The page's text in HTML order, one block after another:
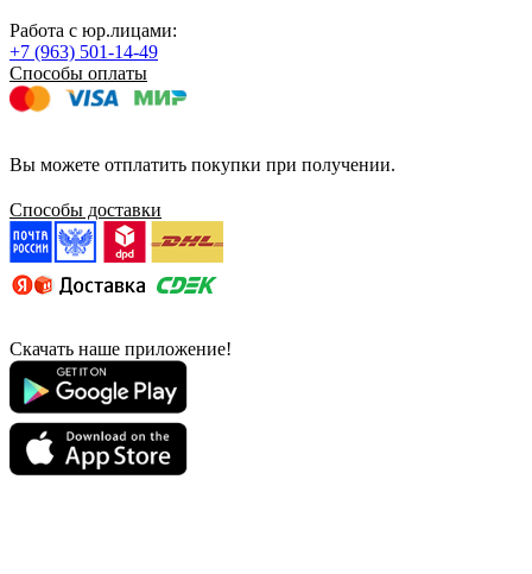
Работа с юр.лицами:
+7 (963) 501-14-49
Способы оплаты
Вы можете отплатить покупки при получении.
Способы доставки
Скачать наше приложение!